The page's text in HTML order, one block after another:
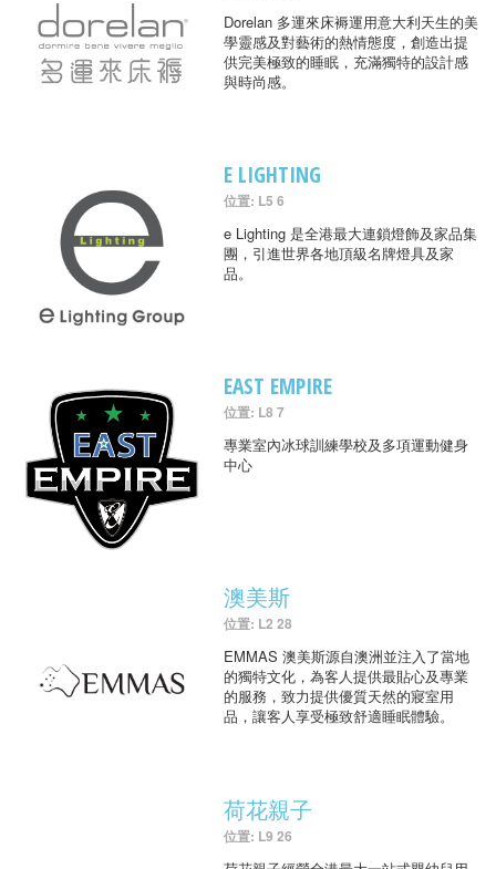
Dorelan 多運來床褥運用意大利天生的美
學靈感及對藝術的熱情態度，創造出提
供完美極致的睡眠，充滿獨特的設計感
與時尚感。
E LIGHTING
位置: L5 6
e Lighting 是全港最大連鎖燈飾及家品集
團，引進世界各地頂級名牌燈具及家
品。
EAST EMPIRE
位置: L8 7
專業室內冰球訓練學校及多項運動健身
中心
澳美斯
位置: L2 28
EMMAS 澳美斯源自澳洲並注入了當地
的獨特文化，為客人提供最貼心及專業
的服務，致力提供優質天然的寢室用
品，讓客人享受極致舒適睡眠體驗。
荷花親子
位置: L9 26